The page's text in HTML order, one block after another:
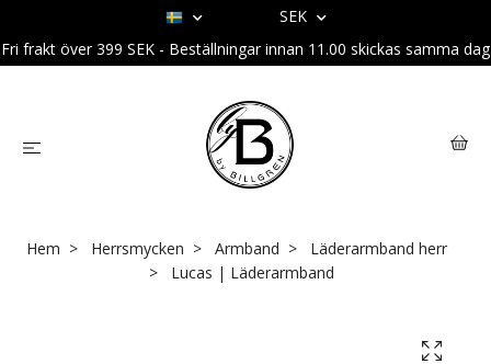
SEK
Fri frakt över 399 SEK - Beställningar innan 11.00 skickas samma dag
Hem Herrsmycken Armband
Läderarmband herr
Lucas | Läderarmband